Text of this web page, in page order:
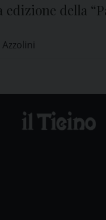
edizione della